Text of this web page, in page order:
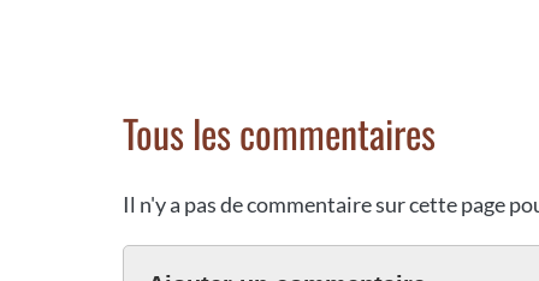
Tous les commentaires
Il n'y a pas de commentaire sur cette page